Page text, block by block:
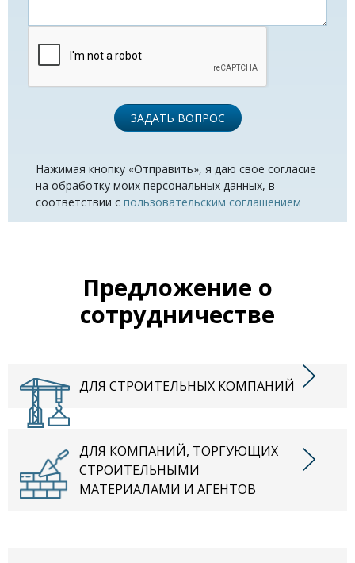
ЗАДАТЬ ВОПРОС
Нажимая кнопку «Отправить», я даю свое согласие
на обработку моих персональных данных, в
соответствии с пользовательским соглашением
Предложение о
сотрудничестве
ДЛЯ СТРОИТЕЛЬНЫХ КОМПАНИЙ
ДЛЯ КОМПАНИЙ, ТОРГУЮЩИХ
СТРОИТЕЛЬНЫМИ
МАТЕРИАЛАМИ И АГЕНТОВ